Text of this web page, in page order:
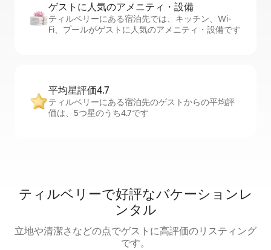
ゲストに人⁠気⁠のア⁠メ⁠ニ⁠テ⁠ィ・設⁠備
ティルベリーにある宿泊先では、キッチン、Wi-
Fi、プールがゲストに人気のアメニティ・設備です
平均星評価4.7
ティルベリーにある宿泊先のゲストからの平均評
価は、5つ星のうち4.7です
ティルベリーで好評なバケーションレ
ンタル
立地や清潔さなどの点でゲストに高評価のリスティング
です。